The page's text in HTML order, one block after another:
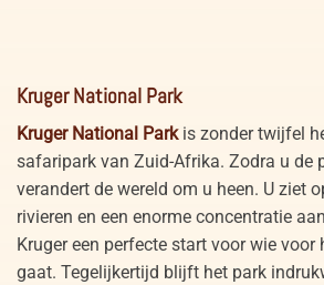
Kruger National Park
Kruger National Parkis zonder twijfel
safaripark van Zuid-Afrika. Zodra u de
verandert de wereld om u heen. U ziet
rivieren en een enorme concentratie
Kruger een perfecte start voor wie voor
gaat. Tegelijkertijd blijft het park